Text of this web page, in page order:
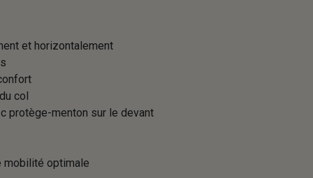
et horizontalement
col
protège-menton sur le devant
mobilité optimale